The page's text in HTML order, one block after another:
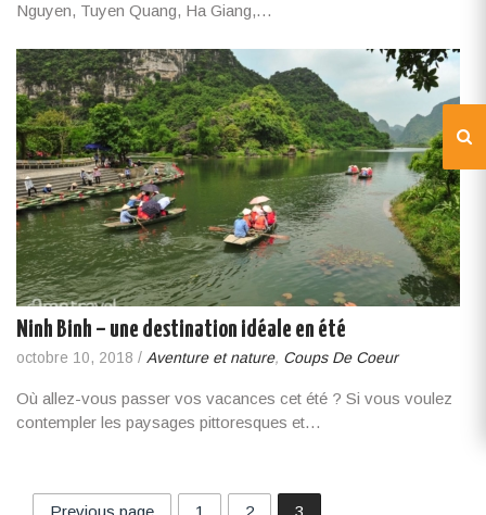
Nguyen, Tuyen Quang, Ha Giang,…
Ninh Binh – une destination idéale en été
octobre 10, 2018 / Aventure et nature, Coups De Coeur
Où allez-vous passer vos vacances cet été ? Si vous voulez
contempler les paysages pittoresques et…